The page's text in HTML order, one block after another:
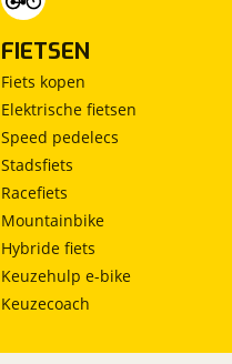
FIETSEN
Fiets kopen
Elektrische fietsen
Speed pedelecs
Stadsfiets
Racefiets
Mountainbike
Hybride fiets
Keuzehulp e-bike
Keuzecoach